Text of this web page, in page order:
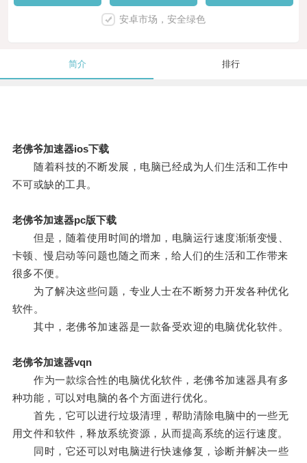
安卓市场，安全绿色
简介 排行
老佛爷加速器ios下载
随着科技的不断发展，电脑已经成为人们生活和工作中
不可或缺的工具。
老佛爷加速器pc版下载
但是，随着使用时间的增加，电脑运行速度渐渐变慢、
卡顿、慢启动等问题也随之而来，给人们的生活和工作带来
很多不便。
为了解决这些问题，专业人士在不断努力开发各种优化
软件。
其中，老佛爷加速器是一款备受欢迎的电脑优化软件。
老佛爷加速器vqn
作为一款综合性的电脑优化软件，老佛爷加速器具有多
种功能，可以对电脑的各个方面进行优化。
首先，它可以进行垃圾清理，帮助清除电脑中的一些无
用文件和软件，释放系统资源，从而提高系统的运行速度。
同时，它还可以对电脑进行快速修复，诊断并解决一些